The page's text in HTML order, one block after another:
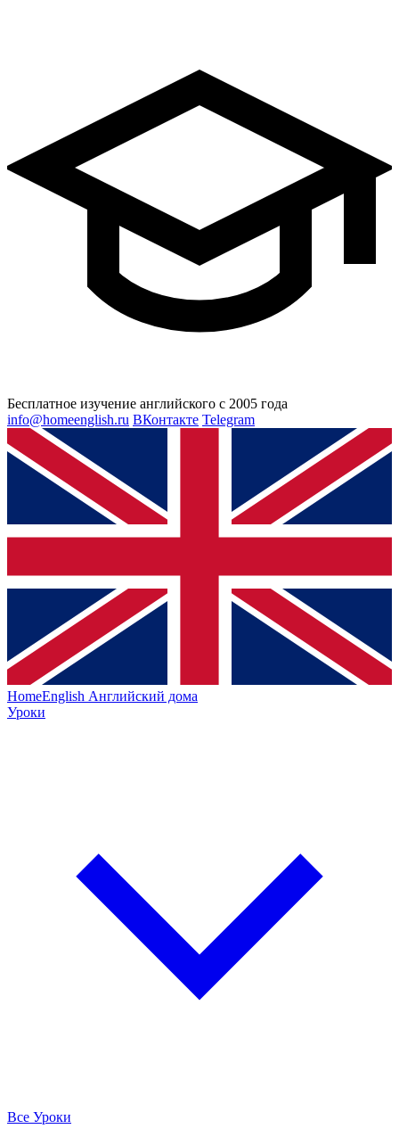
Бесплатное изучение английского с 2005 года
info@homeenglish.ru ВКонтакте Telegram
HomeEnglish Английский дома
Уроки
Все Уроки